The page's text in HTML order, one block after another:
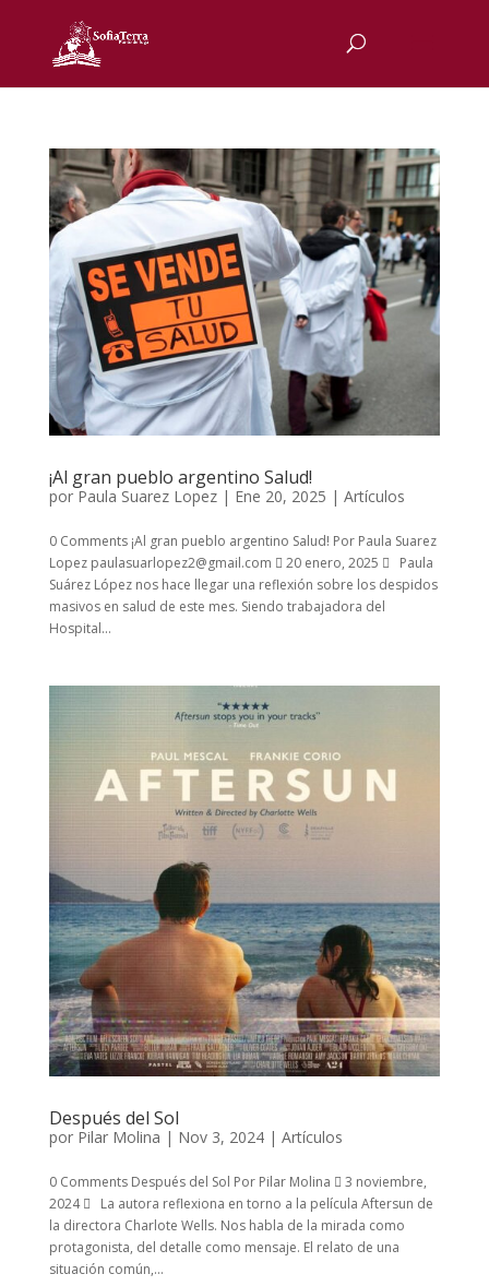
¡Al gran pueblo argentino Salud!
por Paula Suarez Lopez| Ene 20, 2025 | Artículos
0 Comments ¡Al gran pueblo argentino Salud! Por Paula Suarez
Lopez paulasuarlopez2@gmail.com  20 enero, 2025  Paula
Suárez López nos hace llegar una reflexión sobre los despidos
masivos en salud de este mes. Siendo trabajadora del
Hospital...
Después del Sol
por Pilar Molina | Nov 3, 2024| Artículos
0 Comments Después del Sol Por Pilar Molina  3 noviembre,
2024  La autora reflexiona en torno a la película Aftersun de
la directora Charlote Wells. Nos habla de la mirada como
protagonista, del detalle como mensaje. El relato de una
situación común,...